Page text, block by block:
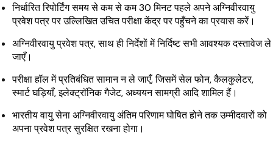
निर्धारित रिपोर्टिंग समय से कम से कम 30 मिनट पहले अपने अग्निवीरवायु
प्रवेश पत्र पर उल्लिखित उचित परीक्षा केंद्र पर पहुँचने का प्रयास करें।
अग्निवीरवायु प्रवेश पत्र, साथ ही निर्देशों में निर्दिष्ट सभी आवश्यक दस्तावेज ले
जाएँ।
परीक्षा हॉल में प्रतिबंधित सामान न ले जाएँ, जिसमें सेल फोन, कैलकुलेटर,
स्मार्ट घड़ियाँ, इलेक्ट्रॉनिक गैजेट, अध्ययन सामग्री आदि शामिल हैं।
भारतीय वायु सेना अग्निवीरवायु अंतिम परिणाम घोषित होने तक उम्मीदवारों को
अपना प्रवेश पत्र सुरक्षित रखना होगा।